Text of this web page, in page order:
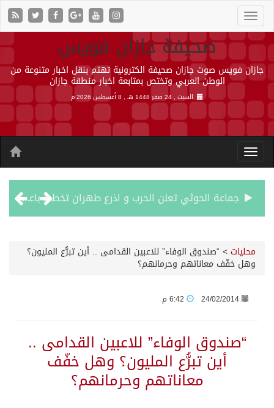
صحيفة جازان فويس
جازان فويس صوت جازان صحيفة الكترونية تهتم بنقل اخبار متنوعة من
الوطن العربي وتختص بمتابعة اخبار منطقة جازان
السبت , 24 صفر 1448 هـ , 8 أغسطس 2026 م
جماعة الحوثي تعلن الحرب و اذرع طهران تخطط باعمال ارهابية واسعة تطال دول الشرق الاوسط
محليات > “صندوق الوفاء” للاعبين القدامى .. أين تبرُّع المليون؟
وهل خفّف معاناتهم وحرمانهم؟
24/02/2014
“صندوق الوفاء” للاعبين القدامى ..
أين تبرُّع المليون؟ وهل خفّف
معاناتهم وحرمانهم؟